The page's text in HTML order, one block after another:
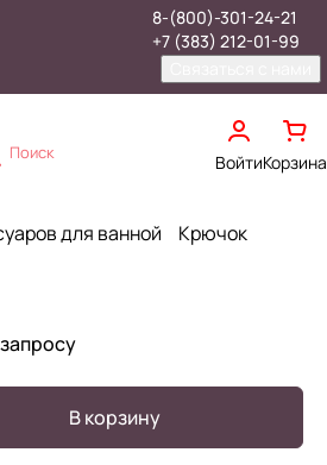
8-(800)-301-24-21
+7 (383) 212-01-99
Поиск ВойтиКорзина
для ванной
Крючок
В корзину